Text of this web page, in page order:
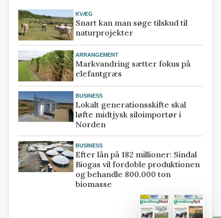
KVÆG
Snart kan man søge tilskud til
naturprojekter
ARRANGEMENT
Markvandring sætter fokus på
elefantgræs
BUSINESS
Lokalt generationsskifte skal
løfte midtjysk siloimportør i
Norden
BUSINESS
Efter lån på 182 millioner: Sindal
Biogas vil fordoble produktionen
og behandle 800.000 ton
biomasse